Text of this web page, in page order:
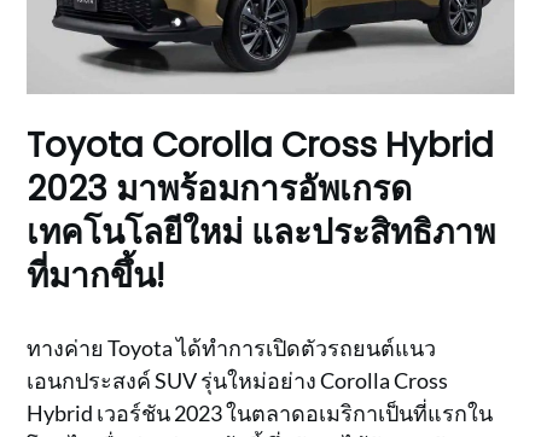
Toyota Corolla Cross Hybrid
2023 มาพร้อมการอัพเกรด
เทคโนโลยีใหม่ และประสิทธิภาพ
ที่มากขึ้น!
ทางค่าย Toyota ได้ทำการเปิดตัวรถยนต์แนว
เอนกประสงค์ SUV รุ่นใหม่อย่าง Corolla Cross
Hybrid เวอร์ชัน 2023 ในตลาดอเมริกาเป็นที่แรกใน